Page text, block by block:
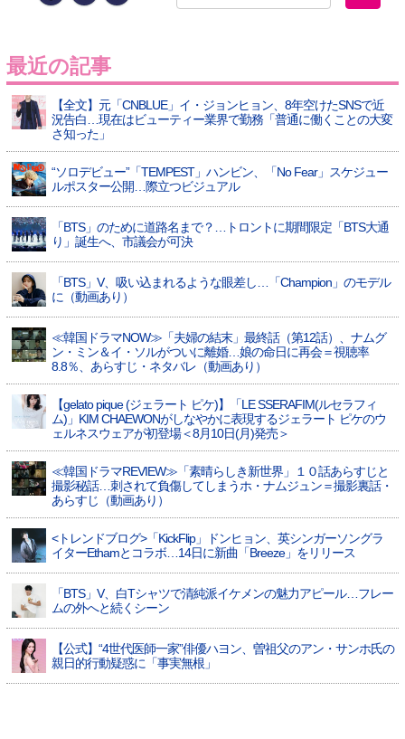
最近の記事
【全文】元「CNBLUE」イ・ジョンヒョン、8年空けたSNSで近
況告白…現在はビューティー業界で勤務「普通に働くことの大変
さ知った」
“ソロデビュー”「TEMPEST」ハンビン、「No Fear」スケジュー
ルポスター公開…際立つビジュアル
「BTS」のために道路名まで？…トロントに期間限定「BTS大通
り」誕生へ、市議会が可決
「BTS」V、吸い込まれるような眼差し…「Champion」のモデル
に（動画あり）
≪韓国ドラマNOW≫「夫婦の結末」最終話（第12話）、ナムグ
ン・ミン＆イ・ソルがついに離婚…娘の命日に再会＝視聴率
8.8％、あらすじ・ネタバレ（動画あり）
【gelato pique (ジェラート ピケ)】「LE SSERAFIM(ルセラフィ
ム)」KIM CHAEWONがしなやかに表現するジェラート ピケのウ
ェルネスウェアが初登場＜8月10日(月)発売＞
≪韓国ドラマREVIEW≫「素晴らしき新世界」１０話あらすじと
撮影秘話…刺されて負傷してしまうホ・ナムジュン＝撮影裏話・
あらすじ（動画あり）
<トレンドブログ>「KickFlip」ドンヒョン、英シンガーソングラ
イターEthamとコラボ…14日に新曲「Breeze」をリリース
「BTS」V、白Tシャツで清純派イケメンの魅力アピール…フレー
ムの外へと続くシーン
【公式】“4世代医師一家”俳優ハヨン、曽祖父のアン・サンホ氏の
親日的行動疑惑に「事実無根」